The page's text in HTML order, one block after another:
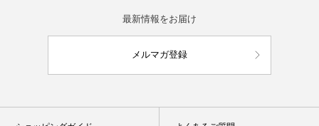
最新情報をお届け
メルマガ登録